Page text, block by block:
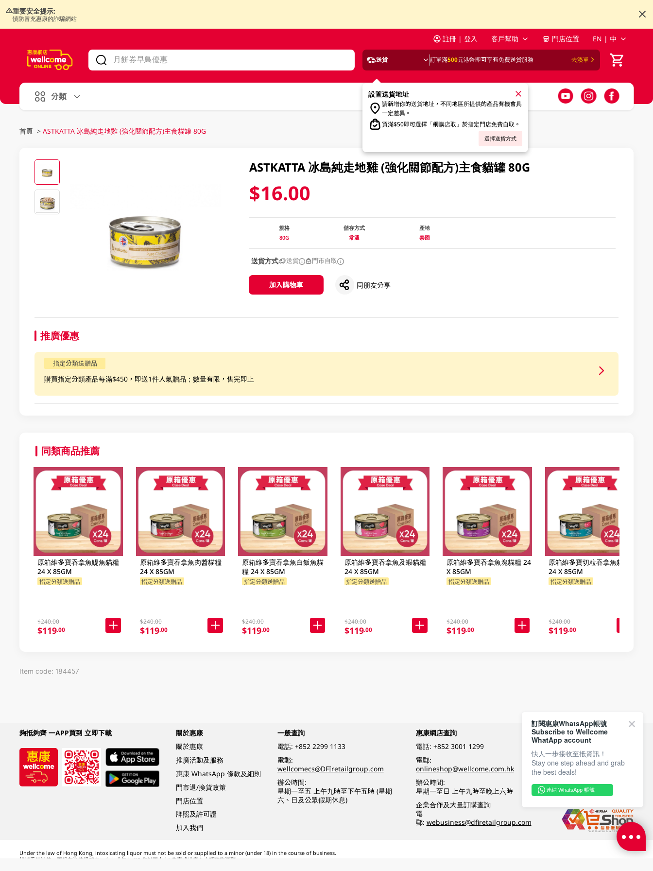
重要安全提示:
慎防冒充惠康的詐騙網站
註冊 | 登入 客戶幫助 門店位置 EN | 中
送貨 訂單滿500元港幣即可享有免費送貨服務 去湊單
設置送貨地址
請新增你的送貨地址，不同地區所提供的產品有機會具
一定差異。
買滿$50即可選擇「網購店取」於指定門店免費自取。
選擇送貨方式
分類
首頁 > ASTKATTA 冰島純走地雞 (強化關節配方)主食貓罐 80G
ASTKATTA 冰島純走地雞 (強化關節配方)主食貓罐 80G
$16.00
規格
80G
儲存方式
常溫
產地
泰國
送貨方式 送貨 門市自取
加入購物車 同朋友分享
推廣優惠
指定分類送贈品
購買指定分類產品每滿$450，即送1件人氣贈品；數量有限，售完即止
同類商品推薦
原箱維多寶吞拿魚鯷魚貓糧
24 X 85GM
指定分類送贈品
$240.00
$119.00
原箱維多寶吞拿魚肉醬貓糧
24 X 85GM
指定分類送贈品
$240.00
$119.00
原箱維多寶吞拿魚白飯魚貓
糧 24 X 85GM
指定分類送贈品
$240.00
$119.00
原箱維多寶吞拿魚及蝦貓糧
24 X 85GM
指定分類送贈品
$240.00
$119.00
原箱維多寶吞拿魚塊貓糧 24
X 85GM
指定分類送贈品
$240.00
$119.00
原箱維多寶切粒吞拿魚貓糧
24 X 85GM
指定分類送贈品
$240.00
$119.00
Item code: 184457
夠抵夠齊 一APP買到 立即下載
關於惠康
關於惠康
推廣活動及服務
惠康 WhatsApp 條款及細則
門市退/換貨政策
門店位置
牌照及許可證
加入我們
一般查詢
電話: +852 2299 1133
電郵:
wellcomecs@DFIretailgroup.com
辦公時間:
星期一至五 上午九時至下午五時 (星期
六、日及公眾假期休息)
惠康網店查詢
電話: +852 3001 1299
電郵:
onlineshop@wellcome.com.hk
辦公時間:
星期一至日 上午九時至晚上六時
企業合作及大量訂購查詢
電
郵: webusiness@dfiretailgroup.com
付款方式
關注我們
Under the law of Hong Kong, intoxicating liquor must not be sold or supplied to a minor (under 18) in the course of business.
根據香港法律，不得在業務過程中，向未成年人 (18 歲以下人士) 售賣或供應令人醺醉的酒類。
訂閱惠康WhatsApp帳號
Subscribe to Wellcome
WhatApp account
快人一步接收至抵資訊！
Stay one step ahead and grab
the best deals!
連結 WhatsApp 帳號